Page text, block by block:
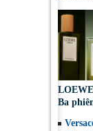
Ba
vượt